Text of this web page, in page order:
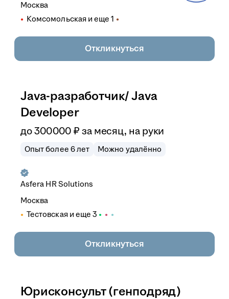
Москва
Комсомольская и еще 1
Откликнуться
Java-разработчик/ Java
Developer
до300 000 ₽ за месяц, на руки
Опыт более 6 лет Можно удалённо
Asfera HR Solutions
Москва
Тестовская и еще 3
Откликнуться
Юрисконсульт (генподряд)